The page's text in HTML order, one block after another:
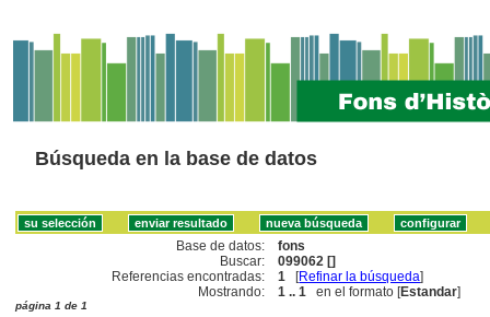
Búsqueda en la base de datos
Base de datos:
fons
Buscar:
099062 []
Referencias encontradas:
1 [Refinar la búsqueda]
Mostrando:
1 .. 1 en el formato [Estandar]
página 1 de 1